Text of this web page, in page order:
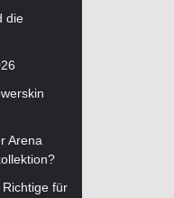
die
Arena
für